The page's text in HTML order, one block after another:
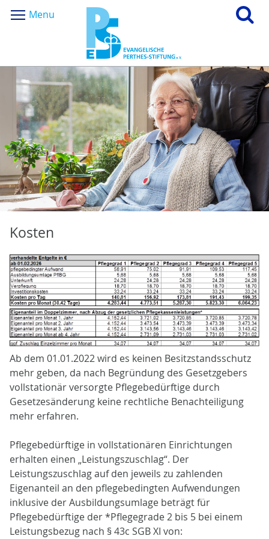
Menu
Kosten
Ab dem 01.01.2022 wird es keinen Besitzstandsschutz
mehr geben, da nach Begründung des Gesetzgebers
vollstationär versorgte Pflegebedürftige durch
Gesetzesänderung keine rechtliche Benachteiligung
mehr erfahren.
Pflegebedürftige in vollstationären Einrichtungen
erhalten einen „Leistungszuschlag“. Der
Leistungszuschlag auf den jeweils zu zahlenden
Eigenanteil an den pflegebedingten Aufwendungen
inklusive der Ausbildungsumlage beträgt für
Pflegebedürftige der *Pflegegrade 2 bis 5 bei einem
Leistungsbezug nach § 43c SGB XI von: